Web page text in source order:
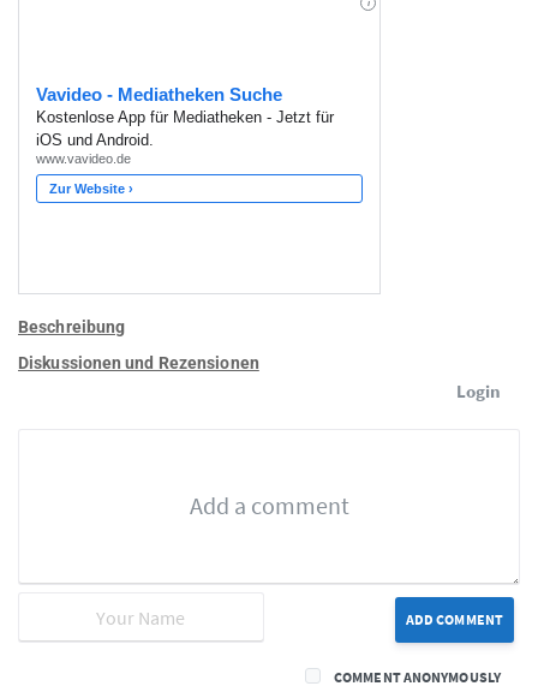
Beschreibung
Diskussionen und Rezensionen
Login
ADD COMMENT
COMMENT ANONYMOUSLY